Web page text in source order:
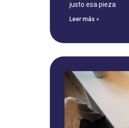
justo esa pieza
Leer más »